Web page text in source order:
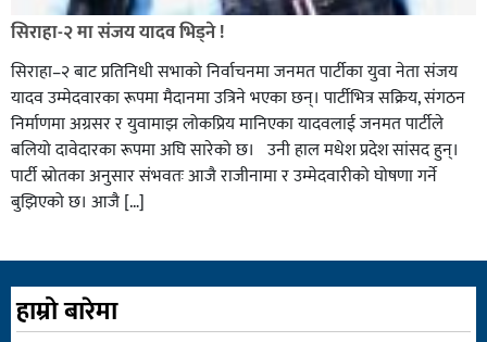
सिराहा-२ मा संजय यादव भिड्ने !
सिराहा–२ बाट प्रतिनिधी सभाको निर्वाचनमा जनमत पार्टीका युवा नेता संजय
यादव उम्मेदवारका रूपमा मैदानमा उत्रिने भएका छन्। पार्टीभित्र सक्रिय, संगठन
निर्माणमा अग्रसर र युवामाझ लोकप्रिय मानिएका यादवलाई जनमत पार्टीले
बलियो दावेदारका रूपमा अघि सारेको छ। उनी हाल मधेश प्रदेश सांसद हुन्।
पार्टी स्रोतका अनुसार संभवतः आजै राजीनामा र उम्मेदवारीको घोषणा गर्ने
बुझिएको छ। आजै […]
हाम्रो बारेमा